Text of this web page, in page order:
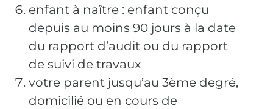
enfant à naître : enfant conçu
depuis au moins 90 jours à la date
du rapport d’audit ou du rapport
de suivi de travaux
votre parent jusqu’au 3ème degré,
domicilié ou en cours de